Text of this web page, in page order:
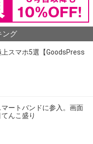
ング
上スマホ5選【GoodsPress
ートバンドに参入。画面
んこ盛り